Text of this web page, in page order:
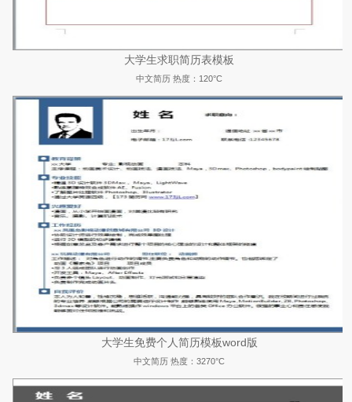
大学生求职简历表模板
中文简历 热度：120°C
大学生免费个人简历模板word版
中文简历 热度：3270°C